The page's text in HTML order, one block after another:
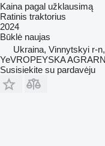
Kaina pagal užklausimą
Ratinis traktorius
2024
Būklė naujas
Ukraina, Vinnytskyi r-
YeVROPEYSKA
Susisiekite su pardavėju